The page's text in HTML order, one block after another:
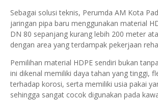
Sebagai solusi teknis, Perumda AM Kota
jaringan pipa baru menggunakan material
DN 80 sepanjang kurang lebih 200 meter
dengan area yang terdampak pekerjaan
Pemilihan material HDPE sendiri bukan
ini dikenal memiliki daya tahan yang tinggi,
terhadap korosi, serta memiliki usia pakai
sehingga sangat cocok digunakan pada